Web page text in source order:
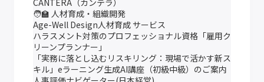
CANTERA（カンテラ）
🧑‍🏫 人材育成・組織開発
Age-Well Design人材育成 サービス
ハラスメント対策のプロフェッショナル資格「雇用ク
リーンプランナー」
「実務に落とし込むリスキリング：現場で活かす新ス
キル」eラーニング生成AI講座（初級中級）のご案内